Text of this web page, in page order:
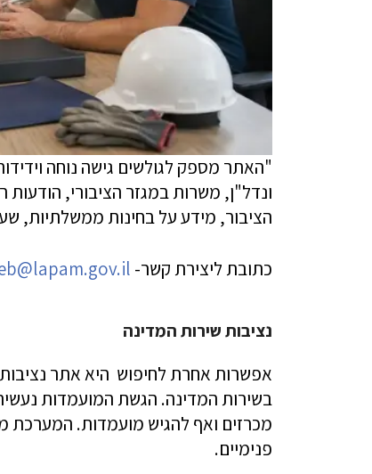
"האתר מספק לגולשים גישה נוחה
ונדל"ן, משרות במגזר הציבורי,
הציבור, מידע על בחינות ממשלתיות,
כתובת ליצירת קשר-
נציבות שירות המדינה
אפשרות אחרת לחיפוש היא אתר
בשירות המדינה. הגשת המועמדות
מכרזים ואף להגיש מועמדות. המערכת
פנימיים.